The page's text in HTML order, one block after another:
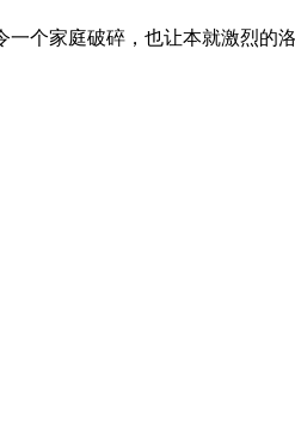
个家庭破碎，也让本就激烈的